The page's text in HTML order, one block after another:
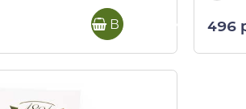
В корзину 496